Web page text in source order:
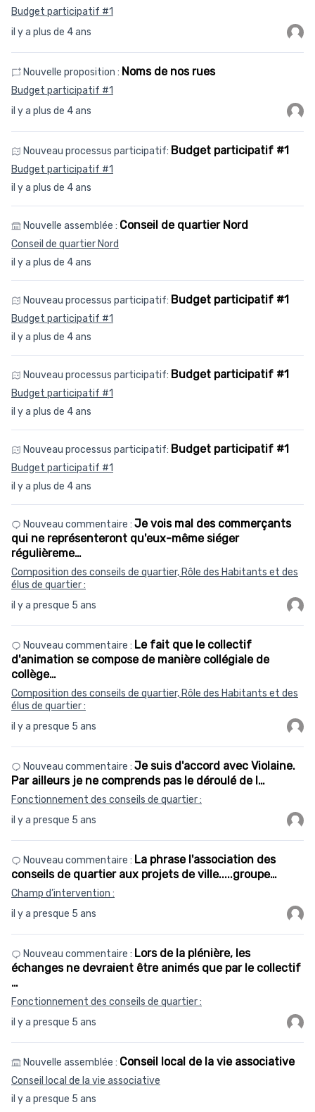
il y a plus de 4 ans
Budget participatif #1
il y a plus de 4 ans
Nouvelle proposition : Noms de nos rues
Budget participatif #1
il y a plus de 4 ans
Nouveau processus participatif: Budget participatif #1
Budget participatif #1
il y a plus de 4 ans
Nouvelle assemblée : Conseil de quartier Nord
Conseil de quartier Nord
il y a plus de 4 ans
Nouveau processus participatif: Budget participatif #1
Budget participatif #1
il y a plus de 4 ans
Nouveau processus participatif: Budget participatif #1
Budget participatif #1
il y a plus de 4 ans
Nouveau processus participatif: Budget participatif #1
Budget participatif #1
il y a presque 5 ans
Nouveau commentaire : Je vois mal des commerçants
qui ne représenteront qu'eux-même siéger
régulièreme…
Composition des conseils de quartier, Rôle des Habitants et des
élus de quartier :
il y a presque 5 ans
Nouveau commentaire : Le fait que le collectif
d'animation se compose de manière collégiale de
collège…
Composition des conseils de quartier, Rôle des Habitants et des
élus de quartier :
il y a presque 5 ans
Nouveau commentaire : Je suis d'accord avec Violaine.
Par ailleurs je ne comprends pas le déroulé de l…
Fonctionnement des conseils de quartier :
il y a presque 5 ans
Nouveau commentaire : La phrase l'association des
conseils de quartier aux projets de ville.....groupe…
Champ d’intervention :
il y a presque 5 ans
Nouveau commentaire : Lors de la plénière, les
échanges ne devraient être animés que par le collectif
…
Fonctionnement des conseils de quartier :
il y a presque 5 ans
Nouvelle assemblée : Conseil local de la vie associative
Conseil local de la vie associative